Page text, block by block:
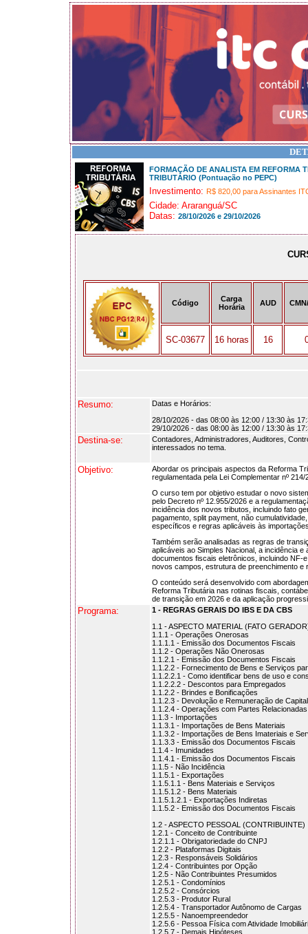
FORMAÇÃO DE ANALISTA EM REFORMA
TRIBUTÁRIO (Pontuação no PEPC)
Investimento: R$ 820,00 para Assinantes
Cidade: Araranguá/SC
Datas: 28/10/2026 e 29/10/2026
Código
Carga
Horária
AUD
SC-03677 16 horas 16
Resumo:
Datas e Horários:
28/10/2026 - das 08:00 às 12:00 / 13:30 às
29/10/2026 - das 08:00 às 12:00 / 13:30 às
Destina-se:
Contadores, Administradores, Auditores,
interessados no tema.
Objetivo:
Abordar os principais aspectos da Reforma
regulamentada pela Lei Complementar nº
O curso tem por objetivo estudar o novo
pelo Decreto nº 12.955/2026 e a
incidência dos novos tributos, incluindo fato
pagamento, split payment, não
específicos e regras aplicáveis às
Também serão analisadas as regras de
aplicáveis ao Simples Nacional, a incidência
documentos fiscais eletrônicos, incluindo NF-
novos campos, estrutura de preenchimento e
O conteúdo será desenvolvido com
Reforma Tributária nas rotinas fiscais,
de transição em 2026 e da aplicação
Programa:
1 - REGRAS GERAIS DO IBS E DA CBS
1.1 - ASPECTO MATERIAL (FATO
1.1.1 - Operações Onerosas
1.1.1.1 - Emissão dos Documentos Fiscais
1.1.2 - Operações Não Onerosas
1.1.2.1 - Emissão dos Documentos Fiscais
1.1.2.2 - Fornecimento de Bens e Serviços
1.1.2.2.1 - Como identificar bens de uso e
1.1.2.2.2 - Descontos para Empregados
1.1.2.2 - Brindes e Bonificações
1.1.2.3 - Devolução e Remuneração de Capital
1.1.2.4 - Operações com Partes Relacionadas
1.1.3 - Importações
1.1.3.1 - Importações de Bens Materiais
1.1.3.2 - Importações de Bens Imateriais e
1.1.3.3 - Emissão dos Documentos Fiscais
1.1.4 - Imunidades
1.1.4.1 - Emissão dos Documentos Fiscais
1.1.5 - Não Incidência
1.1.5.1 - Exportações
1.1.5.1.1 - Bens Materiais e Serviços
1.1.5.1.2 - Bens Materiais
1.1.5.1.2.1 - Exportações Indiretas
1.1.5.2 - Emissão dos Documentos Fiscais
1.2 - ASPECTO PESSOAL (CONTRIBUINTE)
1.2.1 - Conceito de Contribuinte
1.2.1.1 - Obrigatoriedade do CNPJ
1.2.2 - Plataformas Digitais
1.2.3 - Responsáveis Solidários
1.2.4 - Contribuintes por Opção
1.2.5 - Não Contribuintes Presumidos
1.2.5.1 - Condomínios
1.2.5.2 - Consórcios
1.2.5.3 - Produtor Rural
1.2.5.4 - Transportador Autônomo de Cargas
1.2.5.5 - Nanoempreendedor
1.2.5.6 - Pessoa Física com Atividade
1.2.5.7 - Demais Hipóteses